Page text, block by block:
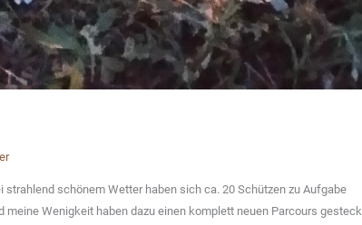
schönem Wetter haben sich ca. 20 Schützen zu Aufgabe
Wenigkeit haben dazu einen komplett neuen Parcours